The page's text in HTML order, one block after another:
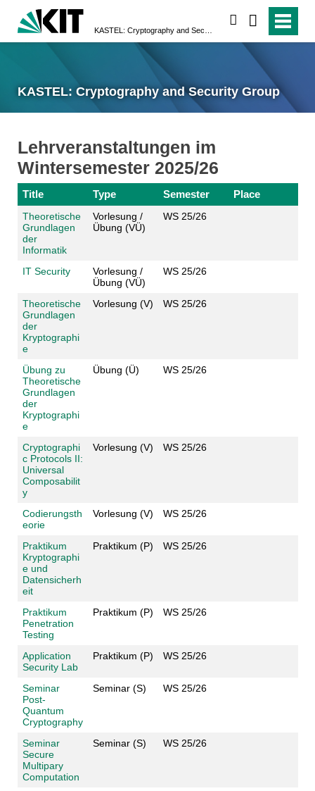
KASTEL: Cryptography and Security Group
Lehrveranstaltungen im
Wintersemester 2025/26
Title Type Semester Place
Theoretische
Grundlagen
der
Informatik
Vorlesung /
Übung (VÜ)
WS 25/26
IT Security
Vorlesung /
Übung (VÜ)
WS 25/26
Theoretische
Grundlagen
der
Kryptographi
e
Vorlesung (V) WS 25/26
Übung zu
Theoretische
Grundlagen
der
Kryptographi
e
Übung (Ü) WS 25/26
Cryptographi
c Protocols II:
Universal
Composabilit
y
Vorlesung (V) WS 25/26
Codierungsth
eorie
Vorlesung (V) WS 25/26
Praktikum
Kryptographi
e und
Datensicherh
eit
Praktikum (P) WS 25/26
Praktikum
Penetration
Testing
Praktikum (P) WS 25/26
Application
Security Lab
Praktikum (P) WS 25/26
Seminar
Post-
Quantum
Cryptography
Seminar (S) WS 25/26
Seminar
Secure
Multipary
Computation
Seminar (S) WS 25/26